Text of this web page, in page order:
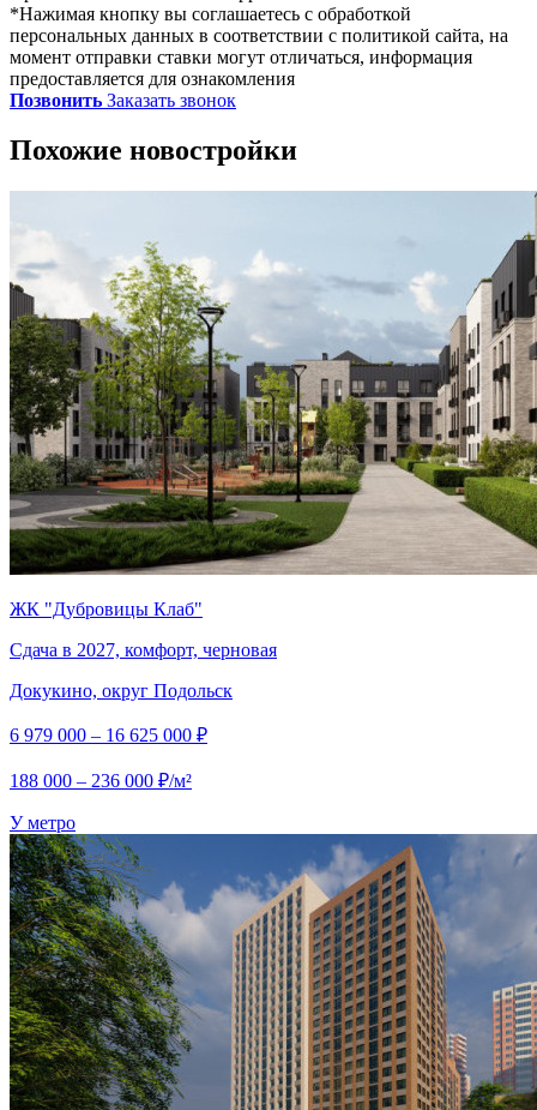
*Нажимая кнопку вы соглашаетесь с обработкой
персональных данных в соответствии с политикой сайта, на
момент отправки ставки могут отличаться, информация
предоставляется для ознакомления
Позвонить Заказать звонок
Похожие новостройки
ЖК "Дубровицы Клаб"
Сдача в 2027, комфорт, черновая
Докукино, округ Подольск
6 979 000 – 16 625 000 ₽
188 000 – 236 000 ₽/м²
У метро